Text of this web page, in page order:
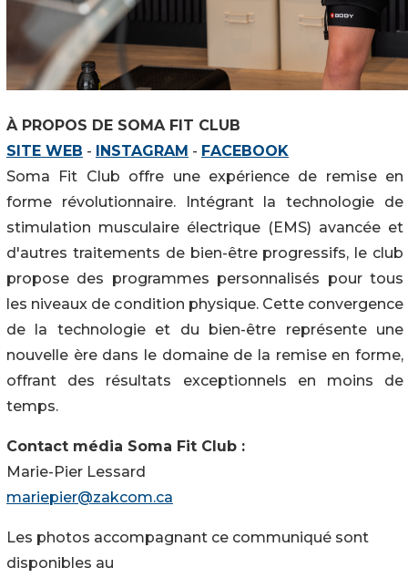
À PROPOS DE SOMA FIT CLUB
SITE WEB - INSTAGRAM - FACEBOOK
Soma Fit Club offre une expérience de remise en
forme révolutionnaire. Intégrant la technologie de
stimulation musculaire électrique (EMS) avancée et
d'autres traitements de bien-être progressifs, le club
propose des programmes personnalisés pour tous
les niveaux de condition physique. Cette convergence
de la technologie et du bien-être représente une
nouvelle ère dans le domaine de la remise en forme,
offrant des résultats exceptionnels en moins de
temps.
Contact média Soma Fit Club :
Marie-Pier Lessard
mariepier@zakcom.ca
Les photos accompagnant ce communiqué sont
disponibles au